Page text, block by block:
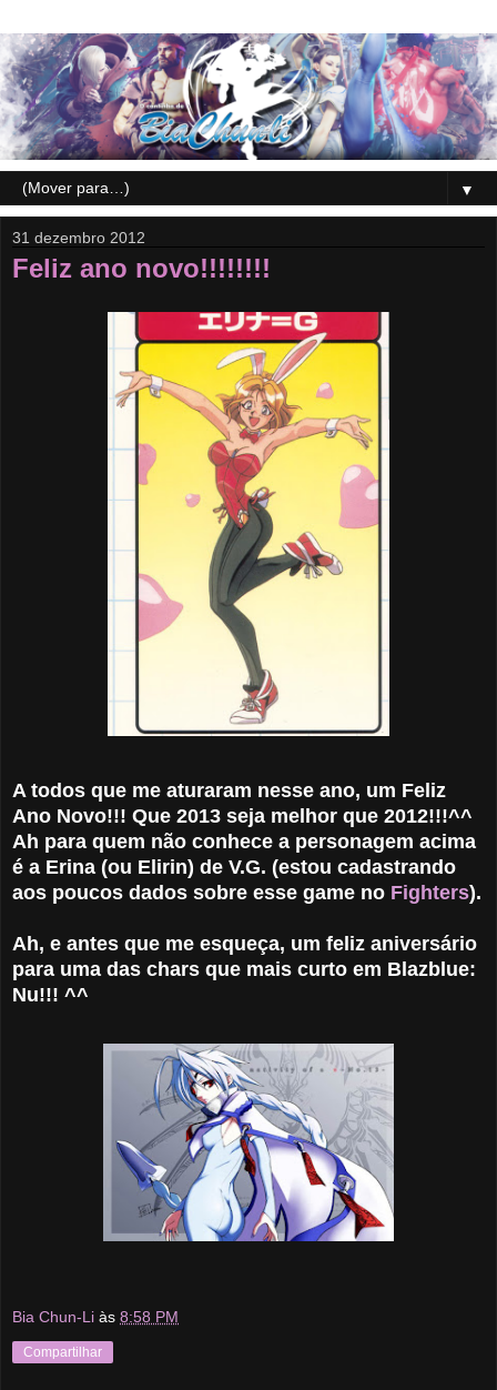
▼
31 dezembro 2012
Feliz ano novo!!!!!!!!
A todos que me aturaram nesse ano, um Feliz
Ano Novo!!! Que 2013 seja melhor que 2012!!!^^
Ah para quem não conhece a personagem acima
é a Erina (ou Elirin) de V.G. (estou cadastrando
aos poucos dados sobre esse game no Fighters).
Ah, e antes que me esqueça, um feliz aniversário
para uma das chars que mais curto em Blazblue:
Nu!!! ^^
Bia Chun-Li às 8:58 PM
Compartilhar